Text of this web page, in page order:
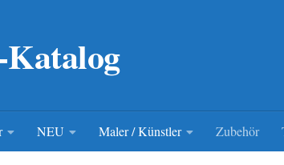
NEU Maler / Künstler Zubehör